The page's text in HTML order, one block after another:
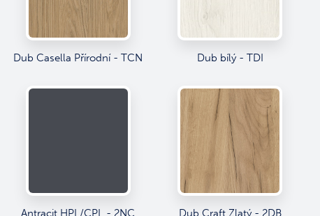
Dub Casella Přírodní - TCN Dub bílý - TDI
Antracit HPL/CPL - 2NC Dub Craft Zlatý - 2DB